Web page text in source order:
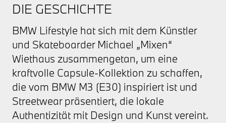
DIE GESCHICHTE
BMW Lifestyle hat sich mit dem Künstler
und Skateboarder Michael „Mixen“
Wiethaus zusammengetan, um eine
kraftvolle Capsule-Kollektion zu schaffen,
die vom BMW M3 (E30) inspiriert ist und
Streetwear präsentiert, die lokale
Authentizität mit Design und Kunst vereint.